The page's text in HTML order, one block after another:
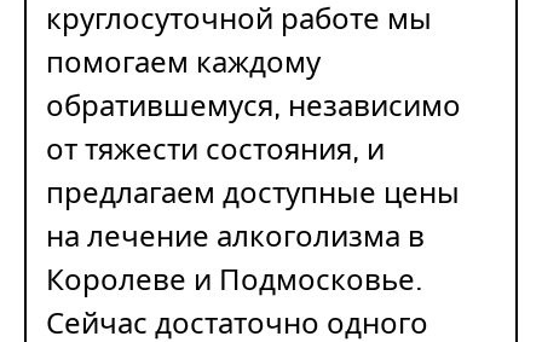
круглосуточной работе мы
помогаем каждому
обратившемуся, независимо
от тяжести состояния, и
предлагаем доступные цены
на лечение алкоголизма в
Королеве и Подмосковье.
Сейчас достаточно одного